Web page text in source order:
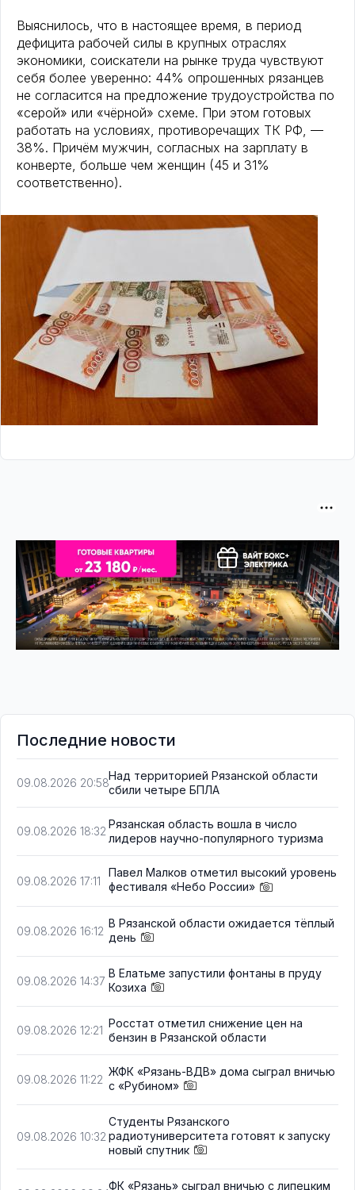
Выяснилось, что в настоящее время, в период
дефицита рабочей силы в крупных отраслях
экономики, соискатели на рынке труда чувствуют
себя более уверенно: 44% опрошенных рязанцев
не согласится на предложение трудоустройства по
«серой» или «чёрной» схеме. При этом готовых
работать на условиях, противоречащих ТК РФ, —
38%. Причём мужчин, согласных на зарплату в
конверте, больше чем женщин (45 и 31%
соответственно).
Последние новости
09.08.2026 20:58
Над территорией Рязанской области
сбили четыре БПЛА
09.08.2026 18:32
Рязанская область вошла в число
лидеров научно-популярного туризма
09.08.2026 17:11
Павел Малков отметил высокий уровень
фестиваля «Небо России»
09.08.2026 16:12
В Рязанской области ожидается тёплый
день
09.08.2026 14:37
В Елатьме запустили фонтаны в пруду
Козиха
09.08.2026 12:21
Росстат отметил снижение цен на
бензин в Рязанской области
09.08.2026 11:22
ЖФК «Рязань-ВДВ» дома сыграл вничью
с «Рубином»
09.08.2026 10:32
Студенты Рязанского
радиотуниверситета готовят к запуску
новый спутник
ФК «Рязань» сыграл вничью с липецким